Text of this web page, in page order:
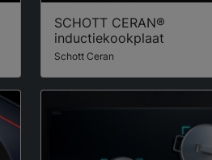
SCHOTT CERAN®
inductiekookplaat
Schott Ceran